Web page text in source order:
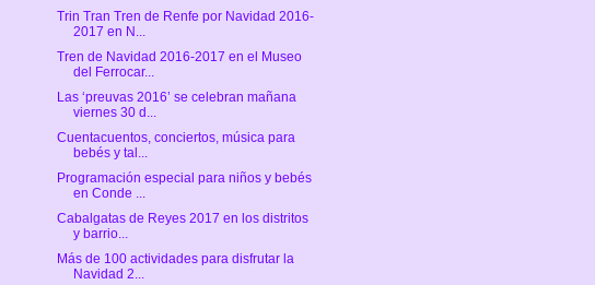
Trin Tran Tren de Renfe por Navidad 2016-
2017 en N...
Tren de Navidad 2016-2017 en el Museo
del Ferrocar...
Las ‘preuvas 2016’ se celebran mañana
viernes 30 d...
Cuentacuentos, conciertos, música para
bebés y tal...
Programación especial para niños y bebés
en Conde ...
Cabalgatas de Reyes 2017 en los distritos
y barrio...
Más de 100 actividades para disfrutar la
Navidad 2...